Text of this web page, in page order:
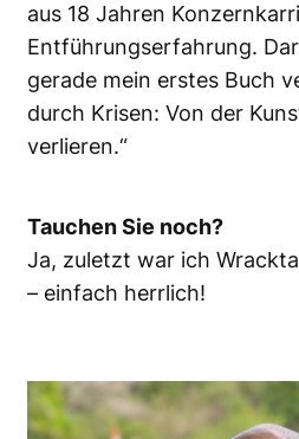
aus 18 Jahren
Entführungserfahrung.
gerade mein erstes Buch
durch Krisen: Von der
verlieren.“
Tauchen Sie noch?
Ja, zuletzt war ich
– einfach herrlich!